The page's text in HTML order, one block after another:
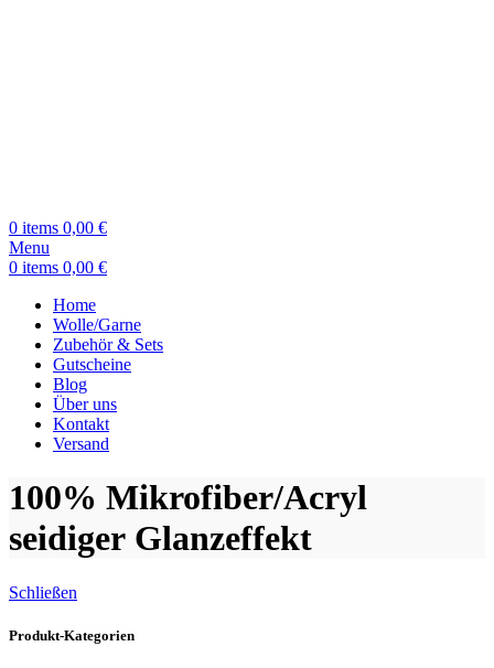
0 items 0,00 €
Menu
0 items 0,00 €
Home
Wolle/Garne
Zubehör & Sets
Gutscheine
Blog
Über uns
Kontakt
Versand
100% Mikrofiber/Acryl
seidiger Glanzeffekt
Schließen
Produkt-Kategorien